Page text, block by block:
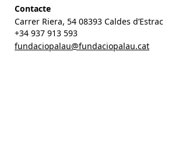
Contacte
Carrer Riera, 54 08393 Caldes d’Estrac
+34 937 913 593
fundaciopalau@fundaciopalau.cat